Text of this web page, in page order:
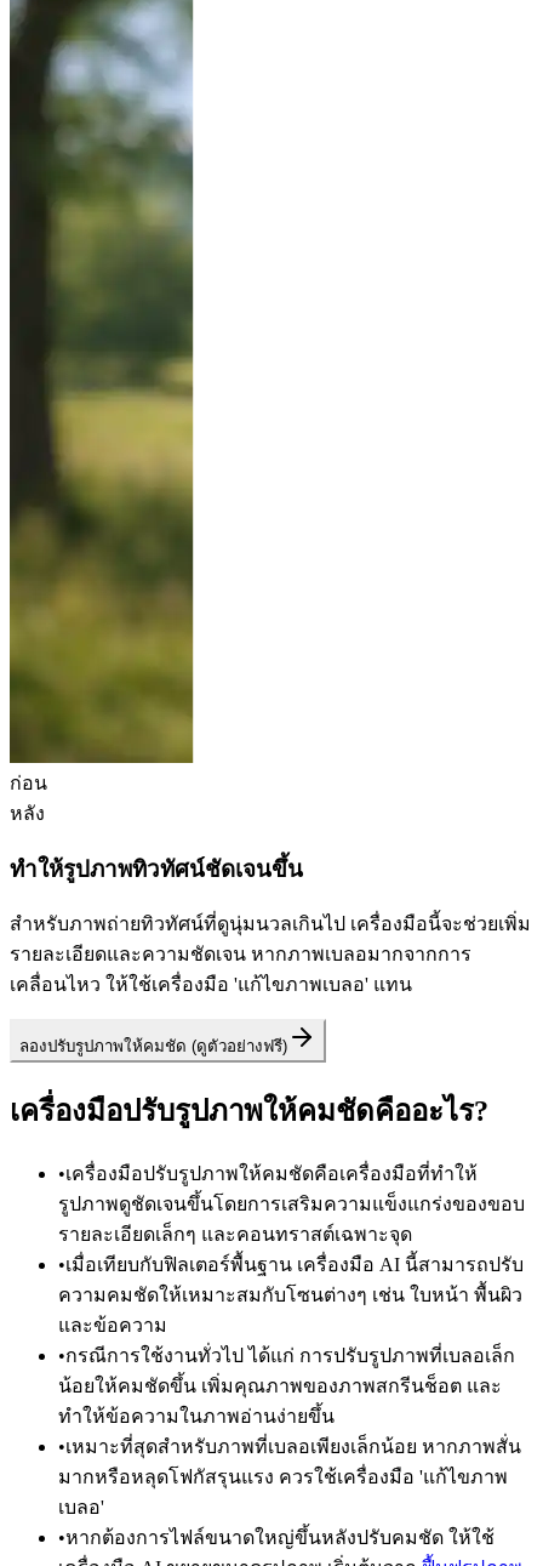
ก่อน
หลัง
ทำให้รูปภาพทิวทัศน์ชัดเจนขึ้น
สำหรับภาพถ่ายทิวทัศน์ที่ดูนุ่มนวลเกินไป เครื่องมือนี้จะช่วยเพิ่ม
รายละเอียดและความชัดเจน หากภาพเบลอมากจากการ
เคลื่อนไหว ให้ใช้เครื่องมือ 'แก้ไขภาพเบลอ' แทน
ลองปรับรูปภาพให้คมชัด (ดูตัวอย่างฟรี)
เครื่องมือปรับรูปภาพให้คมชัดคืออะไร?
•เครื่องมือปรับรูปภาพให้คมชัดคือเครื่องมือที่ทำให้
รูปภาพดูชัดเจนขึ้นโดยการเสริมความแข็งแกร่งของขอบ
รายละเอียดเล็กๆ และคอนทราสต์เฉพาะจุด
•เมื่อเทียบกับฟิลเตอร์พื้นฐาน เครื่องมือ AI นี้สามารถปรับ
ความคมชัดให้เหมาะสมกับโซนต่างๆ เช่น ใบหน้า พื้นผิว
และข้อความ
•กรณีการใช้งานทั่วไป ได้แก่ การปรับรูปภาพที่เบลอเล็ก
น้อยให้คมชัดขึ้น เพิ่มคุณภาพของภาพสกรีนช็อต และ
ทำให้ข้อความในภาพอ่านง่ายขึ้น
•เหมาะที่สุดสำหรับภาพที่เบลอเพียงเล็กน้อย หากภาพสั่น
มากหรือหลุดโฟกัสรุนแรง ควรใช้เครื่องมือ 'แก้ไขภาพ
เบลอ'
•หากต้องการไฟล์ขนาดใหญ่ขึ้นหลังปรับคมชัด ให้ใช้